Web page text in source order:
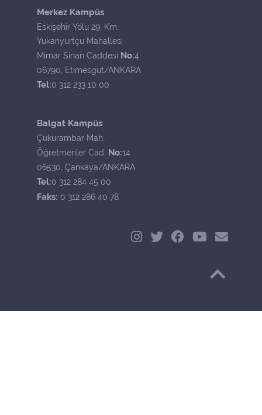
Merkez Kampüs
Eskişehir Yolu 29. Km.
Yukarıyurtçu Mahallesi
Mimar Sinan Caddesi No:4
06790, Etimesgut/ANKARA
Tel:0 312 233 10 00
Balgat Kampüs
Çukurambar Mah.
Öğretmenler Cad. No:14
06530, Çankaya/ANKARA
Tel:0 312 284 45 00
Faks: 0 312 286 40 78